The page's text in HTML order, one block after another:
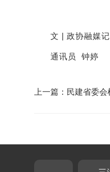
文 | 政协融媒
通讯员 钟婷
上一篇：民建省委